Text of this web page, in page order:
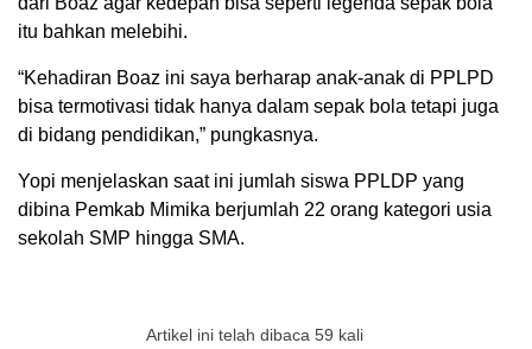
itu bahkan melebihi.
“Kehadiran Boaz ini saya berharap anak-anak di PPLPD
bisa termotivasi tidak hanya dalam sepak bola tetapi juga
di bidang pendidikan,” pungkasnya.
Yopi menjelaskan saat ini jumlah siswa PPLDP yang
dibina Pemkab Mimika berjumlah 22 orang kategori usia
sekolah SMP hingga SMA.
Artikel ini telah dibaca 59 kali